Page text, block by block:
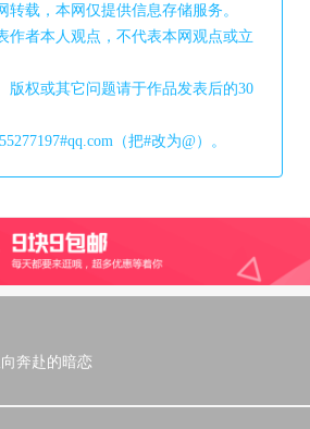
转载，本网仅提供信息存储服务。
作者本人观点，不代表本网观点或立
版权或其它问题请于作品发表后的30
（把#改为@）。
奔赴的暗恋